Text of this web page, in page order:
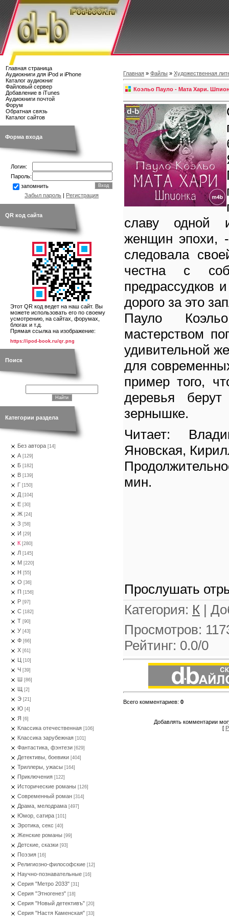
Главная страница
Аудиокниги для iPod и iPhone
Каталог аудиокниг
Файловый сервер
Добавление в iTunes
Аудиокниги почтой
Форум
Обратная связь
Каталог сайтов
Форма входа
Логин:
Пароль:
запомнить
Забыл пароль | Регистрация
QR код сайта
Этот QR код ведет на наш сайт. Вы
можете использовать его по своему
усмотрению, на сайтах, форумах,
блогах и т.д.
Прямая ссылка на изображение:
https://ipod-book.ru/qr.png
Поиск
Категории раздела
Без автора [14]
А [129]
Б [182]
В [139]
Г [150]
Д [104]
Е [30]
Ж [24]
З [58]
И [29]
К [280]
Л [145]
М [220]
Н [55]
О [36]
П [156]
Р [97]
С [182]
Т [90]
У [43]
Ф [66]
Х [61]
Ц [10]
Ч [39]
Ш [86]
Щ [2]
Э [21]
Ю [4]
Я [6]
Классика отечественная [106]
Классика зарубежная [101]
Фантастика, фэнтези [629]
Детективы, боевики [404]
Триллеры, ужасы [164]
Приключения [122]
Исторические романы [126]
Современный роман [314]
Драма, мелодрама [497]
Юмор, сатира [101]
Эротика, секс [40]
Женские романы [99]
Детские, сказки [93]
Поэзия [16]
Религиозно-философские [12]
Научно-познавательные [16]
Серия "Метро 2033" [31]
Серия "Этногенез" [18]
Серия "Новый детективъ" [20]
Серия "Настя Каменская" [33]
Главная » Файлы » Художественная
Коэльо Пауло - Мата Хари.
славу одной
женщин эпохи,
следовала
честна с
предрассудков
дорого за это
Пауло
мастерством
удивительной
для
пример того,
деревья
зернышке.
Читает:
Яновская,
мин.
Прослушать
Категория: К |
Просмотров:
Рейтинг: 0.0/0
Всего комментариев: 0
Добавлять комментарии
[